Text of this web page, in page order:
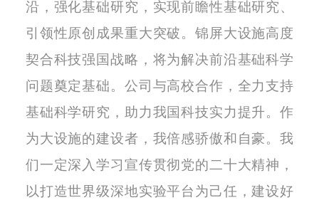
沿，强化基础研究，实现前瞻性基础研究、
引领性原创成果重大突破。锦屏大设施高度
契合科技强国战略，将为解决前沿基础科学
问题奠定基础。公司与高校合作，全力支持
基础科学研究，助力我国科技实力提升。作
为大设施的建设者，我倍感骄傲和自豪。我
们一定深入学习宣传贯彻党的二十大精神，
以打造世界级深地实验平台为己任，建设好